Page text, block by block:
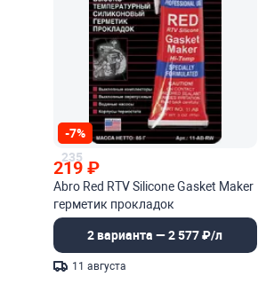
-7%
235
219₽
Abro Red RTV Silicone Gasket Maker
герметик прокладок
высокотемпературный красный
2 варианта — 2 577 ₽/л
11 августа